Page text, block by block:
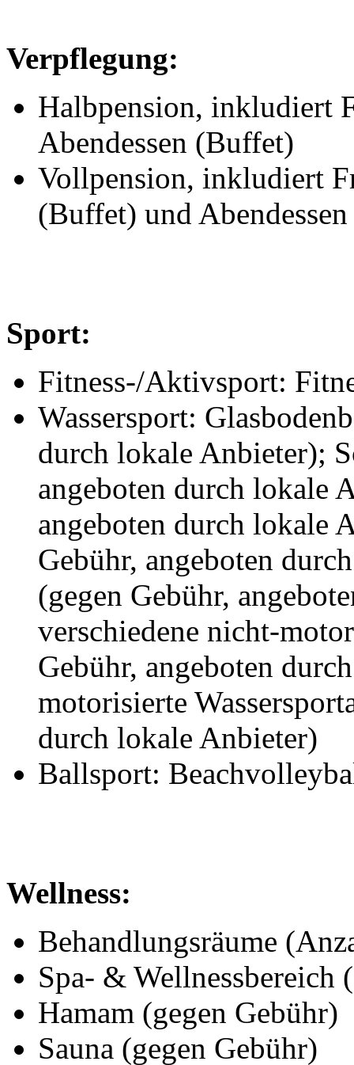
Verpflegung:
Halbpension, inkludiert
Abendessen (Buffet)
Vollpension, inkludiert
(Buffet) und
Sport:
Fitness-/Aktivsport:
Wassersport:
durch lokale Anbieter);
angeboten durch lokale
angeboten durch lokale
Gebühr, angeboten
(gegen Gebühr,
verschiedene nicht-
Gebühr, angeboten
motorisierte
durch lokale Anbieter)
Ballsport:
Wellness:
Behandlungsräume
Spa- & Wellnessbereich
Hamam (gegen Gebühr)
Sauna (gegen Gebühr)